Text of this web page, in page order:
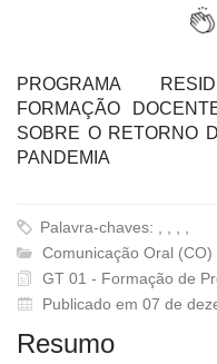
PROGRAMA
FORMAÇÃO
SOBRE O RETORNO
PANDEMIA
Palavra-chaves: , , , ,
Comunicação Oral (CO)
GT 01 - Formação de
Publicado em 07 de
Resumo